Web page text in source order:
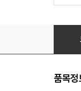
품목정